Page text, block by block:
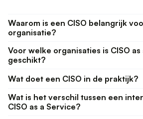
Waarom is een CISO belangrijk
organisatie?
Voor welke organisaties is CISO as
geschikt?
Wat doet een CISO in de praktijk?
Wat is het verschil tussen een
CISO as a Service?